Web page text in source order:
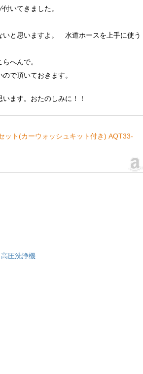
いてきました。
いと思いますよ。 水道ホースを上手に使う
へんで。
で頂いておきます。
ます。おたのしみに！！
ット(カーウォッシュキット付き) AQT33-
高圧洗浄機